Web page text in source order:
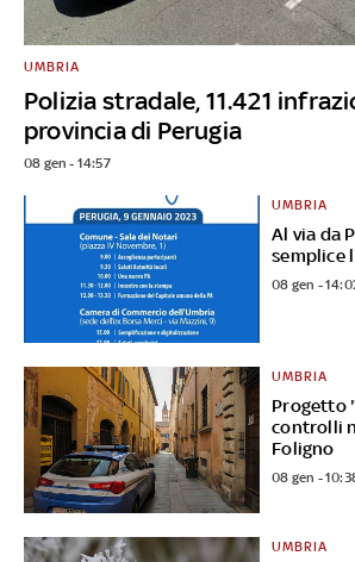
Polizia stradale, 11.421
provincia di Perugia
UMBRIA
08 gen - 14:57
Al via da
semplice
UMBRIA
08 gen -
Progetto
controlli
Foligno
UMBRIA
08 gen -
UMBRIA